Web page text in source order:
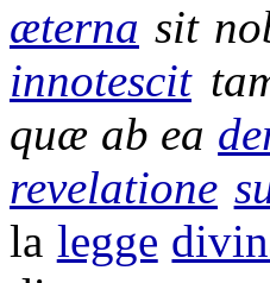
æterna sit
innotescit
quæ ab ea
revelatione
la legge